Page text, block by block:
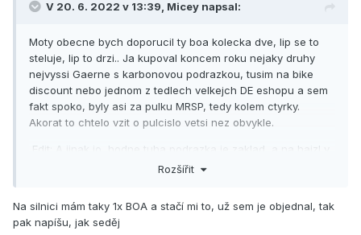
V 20. 6. 2022 v 13:39, Micey napsal:
Moty obecne bych doporucil ty boa kolecka dve, lip se to
steluje, lip to drzi.. Ja kupoval koncem roku nejaky druhy
nejvyssi Gaerne s karbonovou podrazkou, tusim na bike
discount nebo jednom z tedlech velkejch DE eshopu a sem
fakt spoko, byly asi za pulku MRSP, tedy kolem ctyrky.
Akorat to chtelo vzit o pulcislo vetsi nez obvykle.
Edit: A jinak jo, hodne tuha podrazka je zaklad, a na hajzl v
hospode se uz vzdy nejak doplazis..:)
Rozšířit
Na silnici mám taky 1x BOA a stačí mi to, už sem je objednal, tak
pak napíšu, jak seděj